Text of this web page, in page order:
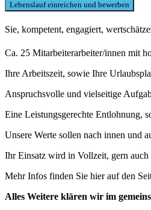
Sie, kompetent, engagiert,
Ca. 25 Mitarbeiterarbeiter/innen mit
Ihre Arbeitszeit, sowie Ihre
Anspruchsvolle und vielseitige
Eine Leistungsgerechte Entlohnung,
Unsere Werte sollen nach innen und
Ihr Einsatz wird in Vollzeit, gern auch
Mehr Infos finden Sie hier auf den
Alles Weitere klären wir im